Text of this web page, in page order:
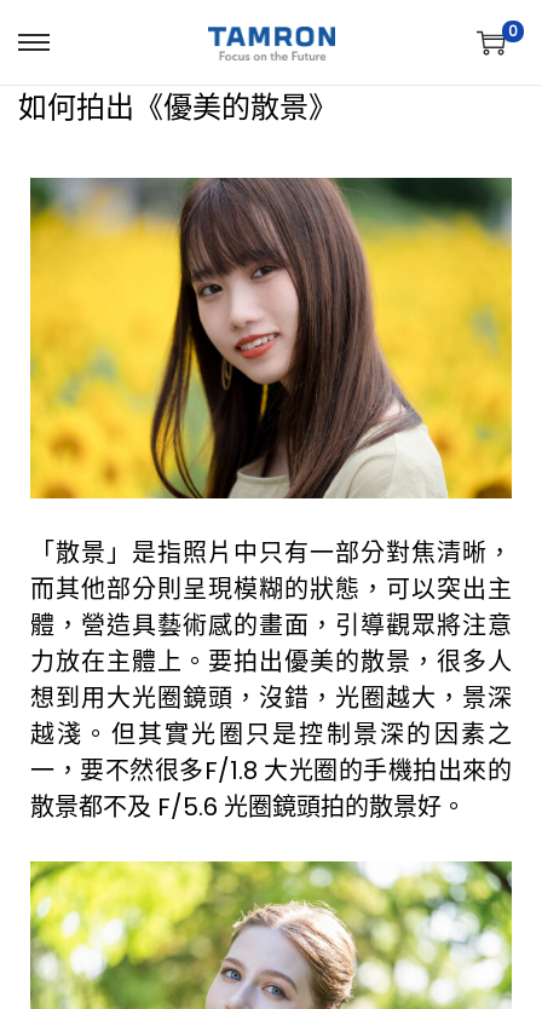
0
如何拍出《優美的散景》
「散景」是指照片中只有一部分對焦清晰，
而其他部分則呈現模糊的狀態，可以突出主
體，營造具藝術感的畫面，引導觀眾將注意
力放在主體上。要拍出優美的散景，很多人
想到用大光圈鏡頭，沒錯，光圈越大，景深
越淺。但其實光圈只是控制景深的因素之
一，要不然很多F/1.8 大光圈的手機拍出來的
散景都不及 F/5.6 光圈鏡頭拍的散景好。